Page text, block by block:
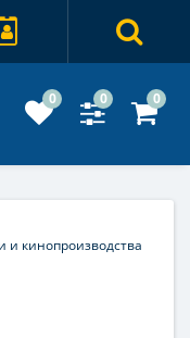
0 0 0
и кинопроизводства